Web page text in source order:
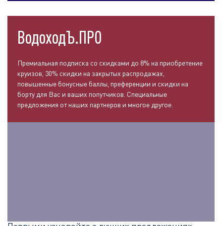
ВодоходЪ.ПРО
Премиальная подписка со скидками до 8% на приобретение
круизов, 30% скидки на закрытых распродажах,
повышенные бонусные баллы, преференции и скидки на
борту для Вас и ваших попутчиков. Специальные
предложения от наших партнеров и многое другое.